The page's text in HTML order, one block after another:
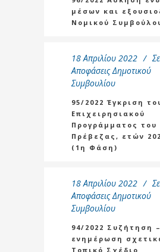
μέσων και
Νομικού
18 Απριλίου 2022
Σε
Αποφάσεις Δημοτικού
Συμβουλίου
95/2022 Έγκριση
Επιχειρησιακού
Προγράμματος του
Πρέβεζας, ετών
(1η Φάση)
18 Απριλίου 2022
Σε
Αποφάσεις Δημοτικού
Συμβουλίου
94/2022 Συζήτηση –
ενημέρωση
Τοπικό Σχέδιο